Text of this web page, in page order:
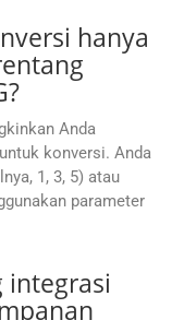
hanya
Anda
konversi. Anda
1, 3, 5) atau
parameter
integrasi